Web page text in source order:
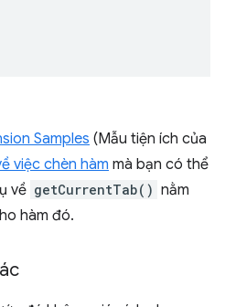
Samples (Mẫu tiện ích của
việc chèn hàm mà bạn có thể
về getCurrentTab() nằm
hàm đó.